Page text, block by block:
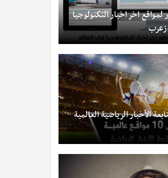
لمواقع اخر اخبار التكنولوجيا
الأخبار الرياضية العالمية